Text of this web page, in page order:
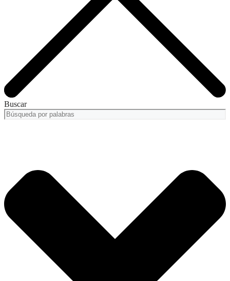
Buscar